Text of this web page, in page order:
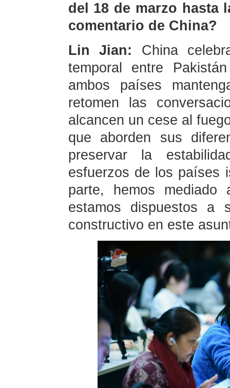
del 18 de marzo hasta
comentario de China?
Lin Jian: China
temporal entre
ambos países
retomen las
alcancen un cese al
que aborden sus
preservar la
esfuerzos de los países
parte, hemos
estamos dispuestos a
constructivo en este